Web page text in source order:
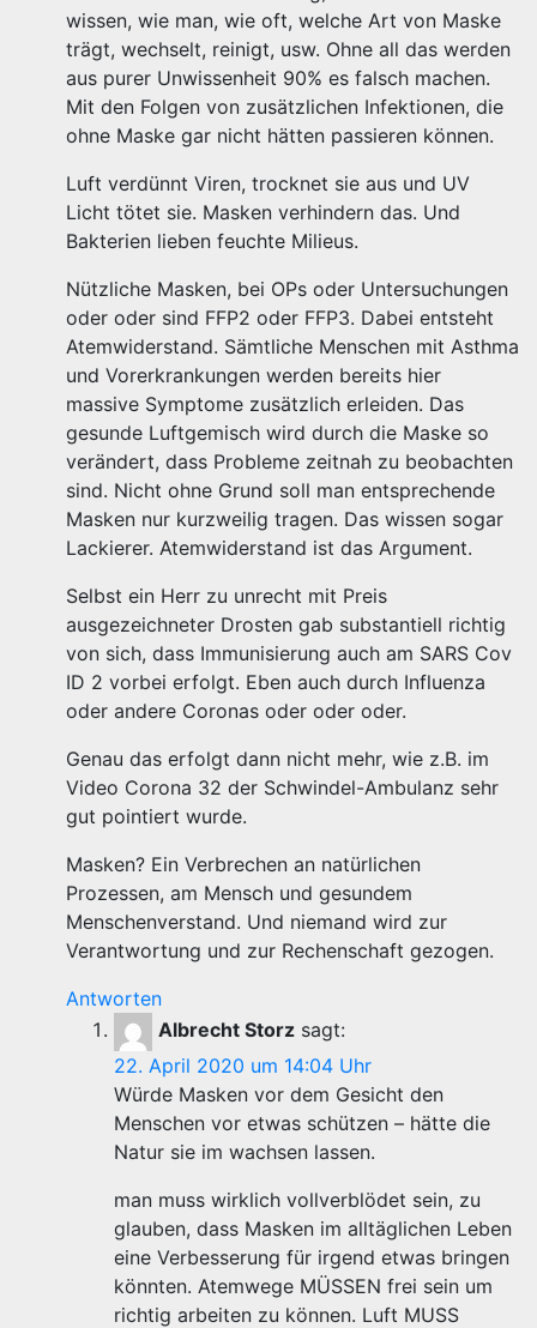
wissen, wie man, wie oft, welche Art von Maske
trägt, wechselt, reinigt, usw. Ohne all das werden
aus purer Unwissenheit 90% es falsch machen.
Mit den Folgen von zusätzlichen Infektionen, die
ohne Maske gar nicht hätten passieren können.
Luft verdünnt Viren, trocknet sie aus und UV
Licht tötet sie. Masken verhindern das. Und
Bakterien lieben feuchte Milieus.
Nützliche Masken, bei OPs oder Untersuchungen
oder oder sind FFP2 oder FFP3. Dabei entsteht
Atemwiderstand. Sämtliche Menschen mit Asthma
und Vorerkrankungen werden bereits hier
massive Symptome zusätzlich erleiden. Das
gesunde Luftgemisch wird durch die Maske so
verändert, dass Probleme zeitnah zu beobachten
sind. Nicht ohne Grund soll man entsprechende
Masken nur kurzweilig tragen. Das wissen sogar
Lackierer. Atemwiderstand ist das Argument.
Selbst ein Herr zu unrecht mit Preis
ausgezeichneter Drosten gab substantiell richtig
von sich, dass Immunisierung auch am SARS Cov
ID 2 vorbei erfolgt. Eben auch durch Influenza
oder andere Coronas oder oder oder.
Genau das erfolgt dann nicht mehr, wie z.B. im
Video Corona 32 der Schwindel-Ambulanz sehr
gut pointiert wurde.
Masken? Ein Verbrechen an natürlichen
Prozessen, am Mensch und gesundem
Menschenverstand. Und niemand wird zur
Verantwortung und zur Rechenschaft gezogen.
Antworten
Albrecht Storz sagt:
22. April 2020 um 14:04 Uhr
Würde Masken vor dem Gesicht den
Menschen vor etwas schützen – hätte die
Natur sie im wachsen lassen.
man muss wirklich vollverblödet sein, zu
glauben, dass Masken im alltäglichen Leben
eine Verbesserung für irgend etwas bringen
könnten. Atemwege MÜSSEN frei sein um
richtig arbeiten zu können. Luft MUSS